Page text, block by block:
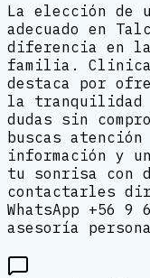
La elección de
adecuado en
diferencia en
familia. Clinica
destaca por
la tranquilidad
dudas sin
buscas
información y
tu sonrisa con
contactarles
WhatsApp +56
asesoría